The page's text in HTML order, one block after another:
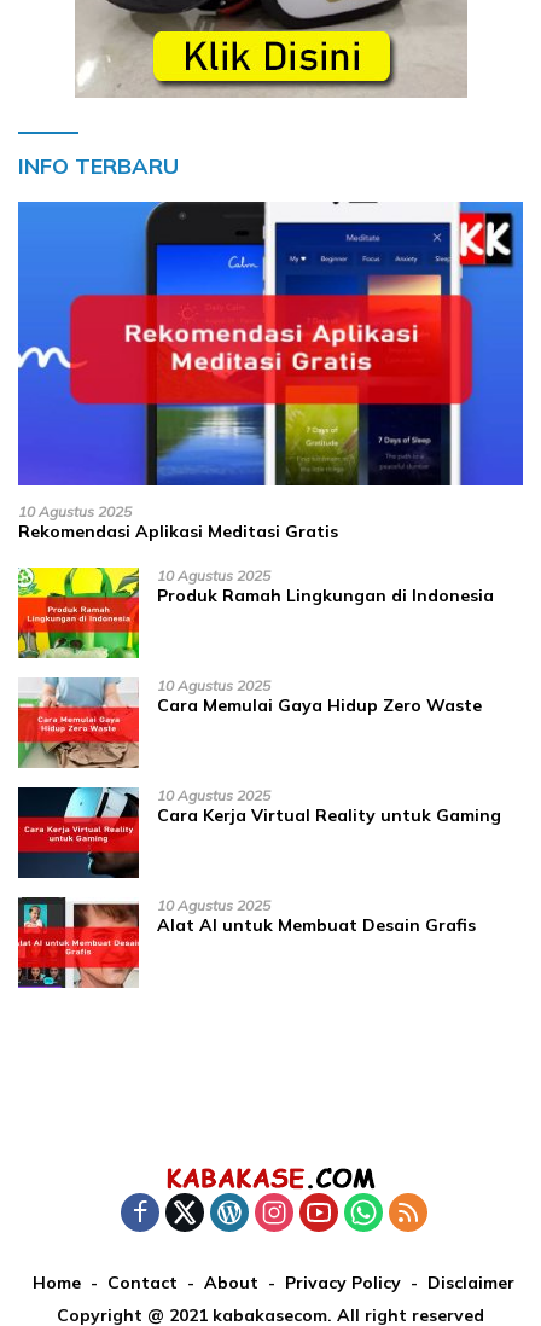
INFO TERBARU
10 Agustus 2025
Rekomendasi Aplikasi Meditasi Gratis
10 Agustus 2025
Produk Ramah Lingkungan di Indonesia
10 Agustus 2025
Cara Memulai Gaya Hidup Zero Waste
10 Agustus 2025
Cara Kerja Virtual Reality untuk Gaming
10 Agustus 2025
Alat AI untuk Membuat Desain Grafis
Home Contact About Privacy Policy
Disclaimer
Copyright @ 2021 kabakasecom. All right reserved